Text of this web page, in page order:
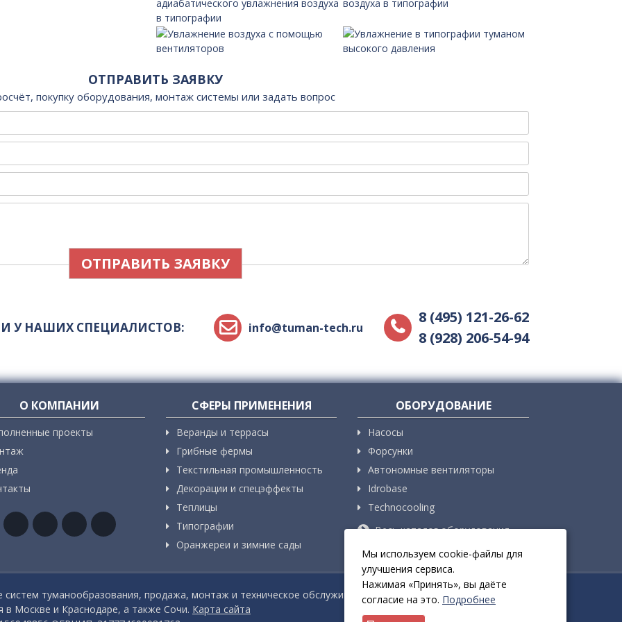
ОТПРАВИТЬ ЗАЯВКУ
покупку оборудования, монтаж системы или задать вопрос
У НАШИХ СПЕЦИАЛИСТОВ: info@tuman-tech.ru
8 (495) 121-26-62
8 (928) 206-54-94
О КОМПАНИИ
проекты
СФЕРЫ ПРИМЕНЕНИЯ
Веранды и террасы
Грибные фермы
Текстильная промышленность
Декорации и спецэффекты
Теплицы
Типографии
Оранжереи и зимние сады
ОБОРУДОВАНИЕ
Насосы
Форсунки
Автономные вентиляторы
Idrobase
Technocooling
Весь каталог оборудования
туманообразования, продажа, монтаж и техническое обслуживание.
в Москве и Краснодаре, а также Сочи. Карта сайта
8 (495) 121-26-62
8 (928) 206-54-94
Мы используем cookie-файлы для
улучшения сервиса.
Нажимая «Принять», вы даёте
согласие на это. Подробнее